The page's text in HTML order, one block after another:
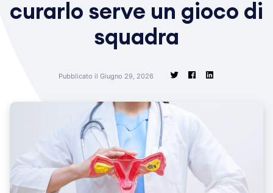
curarlo serve un gioco di
squadra
Pubblicato il Giugno 29, 2026